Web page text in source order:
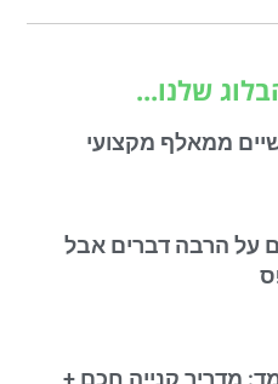
שלנו...
ממאלף מקצועי
על הרבה דברים אבל